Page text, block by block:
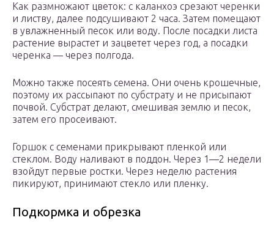
Как размножают цветок: с каланхоэ срезают черенки
и листву, далее подсушивают 2 часа. Затем помещают
в увлажненный песок или воду. После посадки листа
растение вырастет и зацветет через год, а посадки
черенка — через полгода.
Можно также посеять семена. Они очень крошечные,
поэтому их рассыпают по субстрату и не присыпают
почвой. Субстрат делают, смешивая землю и песок,
затем его просеивают.
Горшок с семенами прикрывают пленкой или
стеклом. Воду наливают в поддон. Через 1—2 недели
взойдут первые ростки. Через неделю растения
пикируют, принимают стекло или пленку.
Подкормка и обрезка